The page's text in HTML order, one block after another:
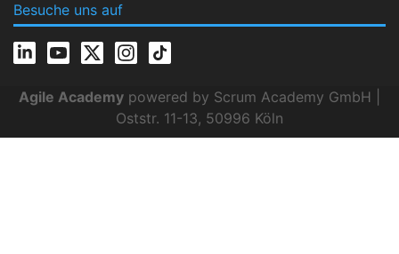
Besuche uns auf
Agile Academy powered by Scrum Academy GmbH |
Oststr. 11-13, 50996 Köln